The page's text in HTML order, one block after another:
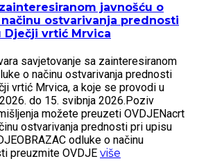
javnošću o
ostvarivanja prednosti
vrtić Mrvica
savjetovanje sa zainteresiranom
o načinu ostvarivanja prednosti
vrtić Mrvica, a koje se provodi u
do 15. svibnja 2026.Poziv
možete preuzeti OVDJENacrt
ostvarivanja prednosti pri upisu
odluke o načinu
preuzmite OVDJE više